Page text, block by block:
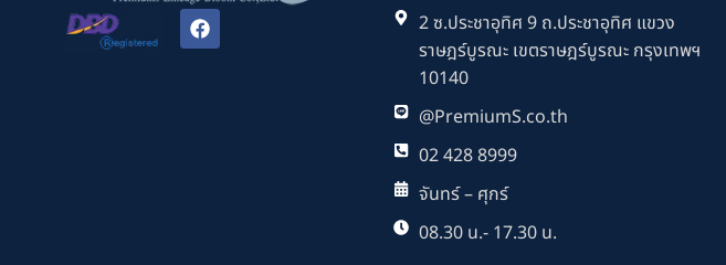
F
a
c
2 ซ.ประชาอุทิศ 9 ถ.ประชาอุทิศ แขวง
ราษฎร์บูรณะ เขตราษฎร์บูรณะ กรุงเทพฯ
10140
@PremiumS.co.th
02 428 8999
จันทร์ – ศุกร์
08.30 น.- 17.30 น.